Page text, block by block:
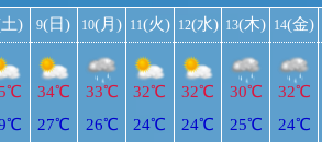
) 9(日)
34℃
27℃
10(月)
33℃
26℃
11(火)
32℃
24℃
12(水)
32℃
24℃
13(木)
30℃
25℃
14(金)
32℃
24℃